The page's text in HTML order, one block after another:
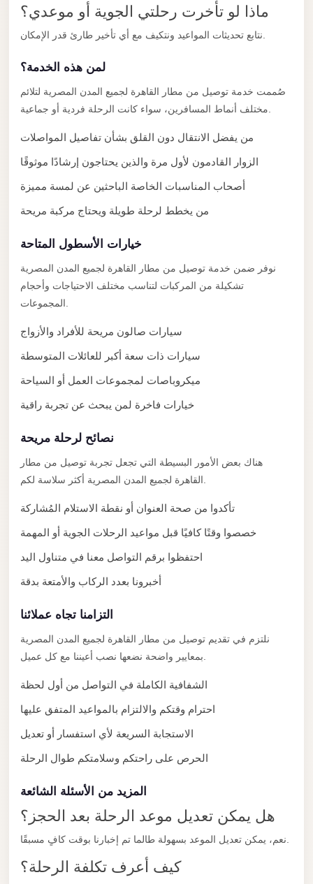
ماذا لو تأخرت رحلتي الجوية أو موعدي؟
لمن هذه الخدمة؟
صُممت خدمة توصيل من مطار القاهرة لجميع المدن المصرية لتلائم
من يفضل الانتقال دون القلق بشأن تفاصيل المواصلات
الزوار القادمون لأول مرة والذين يحتاجون إرشادًا موثوقًا
أصحاب المناسبات الخاصة الباحثين عن لمسة مميزة
من يخطط لرحلة طويلة ويحتاج مركبة مريحة
خيارات الأسطول المتاحة
نوفر ضمن خدمة توصيل من مطار القاهرة لجميع المدن المصرية
تشكيلة من المركبات لتناسب مختلف الاحتياجات وأحجام
سيارات صالون مريحة للأفراد والأزواج
سيارات ذات سعة أكبر للعائلات المتوسطة
ميكروباصات لمجموعات العمل أو السياحة
خيارات فاخرة لمن يبحث عن تجربة راقية
نصائح لرحلة مريحة
هناك بعض الأمور البسيطة التي تجعل تجربة توصيل من مطار
تأكدوا من صحة العنوان أو نقطة الاستلام المُشاركة
خصصوا وقتًا كافيًا قبل مواعيد الرحلات الجوية أو المهمة
احتفظوا برقم التواصل معنا في متناول اليد
أخبرونا بعدد الركاب والأمتعة بدقة
التزامنا تجاه عملائنا
نلتزم في تقديم توصيل من مطار القاهرة لجميع المدن المصرية
الشفافية الكاملة في التواصل من أول لحظة
احترام وقتكم والالتزام بالمواعيد المتفق عليها
الاستجابة السريعة لأي استفسار أو تعديل
الحرص على راحتكم وسلامتكم طوال الرحلة
المزيد من الأسئلة الشائعة
هل يمكن تعديل موعد الرحلة بعد الحجز؟
كيف أعرف تكلفة الرحلة؟
Limousine
Saint
Catherine
Transfer
Saint
Catherine
Transfer
Pyramids
Private
Driver
Prices
Limousine
Service
Cairo
Port
Said
Limousine
Said
Limousine
October
Transfer
from
Cairo
Airport
North
North
Coast
North